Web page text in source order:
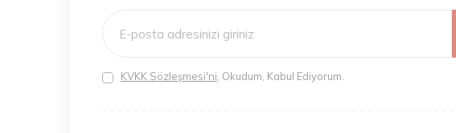
KVKK Sözleşmesi'ni, Okudum, Kabul Ediyorum.